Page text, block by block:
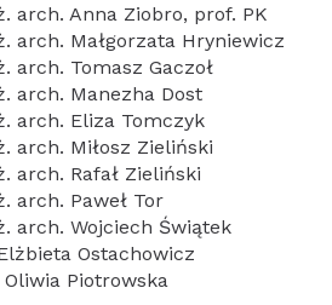
arch. Anna Ziobro, prof. PK
arch. Małgorzata Hryniewicz
arch. Tomasz Gaczoł
arch. Manezha Dost
arch. Eliza Tomczyk
arch. Miłosz Zieliński
arch. Rafał Zieliński
arch. Paweł Tor
arch. Wojciech Świątek
Ostachowicz
Piotrowska